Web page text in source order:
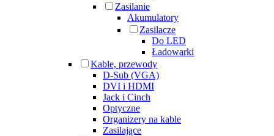
Zasilanie
Akumulatory
Zasilacze
Do LED
Ładowarki
Kable, przewody
D-Sub (VGA)
DVI i HDMI
Jack i Cinch
Optyczne
Organizery na kable
Zasilające